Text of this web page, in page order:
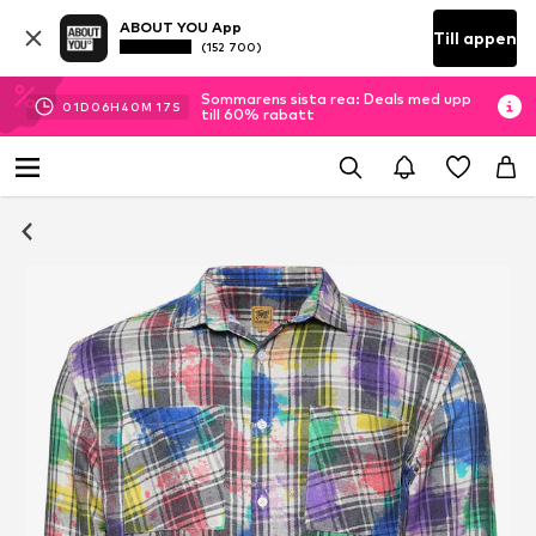
ABOUT YOU App
(152 700) Till appen
01D 06H 40M 17 S
Sommarens sista rea: Deals med upp
till 60% rabatt